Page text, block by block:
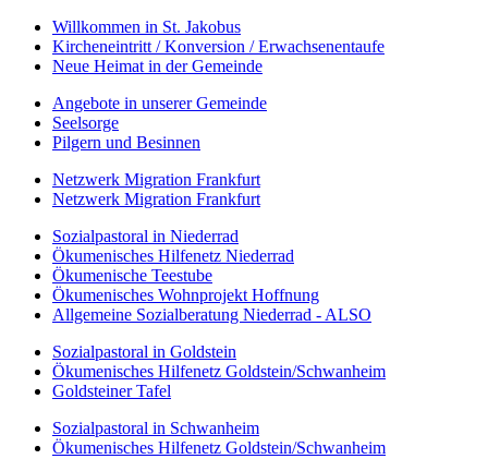
Willkommen in St. Jakobus
Kircheneintritt / Konversion / Erwachsenentaufe
Neue Heimat in der Gemeinde
Angebote in unserer Gemeinde
Seelsorge
Pilgern und Besinnen
Netzwerk Migration Frankfurt
Netzwerk Migration Frankfurt
Sozialpastoral in Niederrad
Ökumenisches Hilfenetz Niederrad
Ökumenische Teestube
Ökumenisches Wohnprojekt Hoffnung
Allgemeine Sozialberatung Niederrad - ALSO
Sozialpastoral in Goldstein
Ökumenisches Hilfenetz Goldstein/Schwanheim
Goldsteiner Tafel
Sozialpastoral in Schwanheim
Ökumenisches Hilfenetz Goldstein/Schwanheim